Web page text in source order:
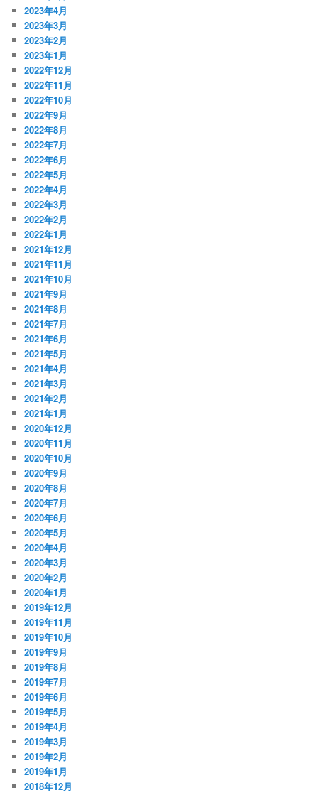
2023年4月
2023年3月
2023年2月
2023年1月
2022年12月
2022年11月
2022年10月
2022年9月
2022年8月
2022年7月
2022年6月
2022年5月
2022年4月
2022年3月
2022年2月
2022年1月
2021年12月
2021年11月
2021年10月
2021年9月
2021年8月
2021年7月
2021年6月
2021年5月
2021年4月
2021年3月
2021年2月
2021年1月
2020年12月
2020年11月
2020年10月
2020年9月
2020年8月
2020年7月
2020年6月
2020年5月
2020年4月
2020年3月
2020年2月
2020年1月
2019年12月
2019年11月
2019年10月
2019年9月
2019年8月
2019年7月
2019年6月
2019年5月
2019年4月
2019年3月
2019年2月
2019年1月
2018年12月